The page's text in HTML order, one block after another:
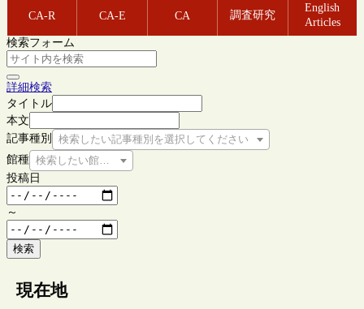
CA-R CA-E CA 調査研究
English
Articles
検索フォーム
詳細検索
タイトル
本文
記事種別
検索したい記事種別を選択してください
館種 検索したい館種を選択してください
投稿日
～
検索
現在地